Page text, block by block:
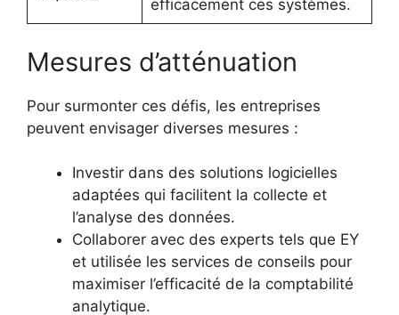
efficacement ces systèmes.
Mesures d’atténuation
Pour surmonter ces défis, les entreprises
peuvent envisager diverses mesures :
Investir dans des solutions logicielles
adaptées qui facilitent la collecte et
l’analyse des données.
Collaborer avec des experts tels que EY
et utilisée les services de conseils pour
maximiser l’efficacité de la comptabilité
analytique.